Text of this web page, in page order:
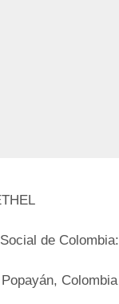
de Colombia:
Colombia